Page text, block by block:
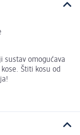
sustav omogućava
Štiti kosu od